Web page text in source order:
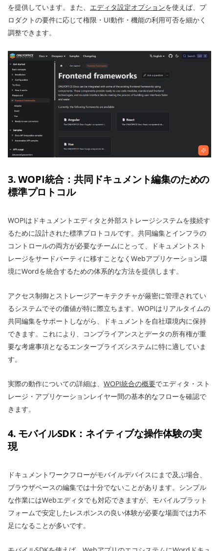
を提供しています。また、 エディタ設定オプションを使えば、プ
ロダクトの要件に応じて権限・UI動作・機能の利用可否を細かく
調整できます。
3. WOPI統合：共同ドキュメント編集のための
標準プロトコル
WOPIはドキュメントエディタと外部ストレージシステムを接続す
るために設計された標準プロトコルです。共同編集とインフラの
コントロールの両方が必要なチームにとって、ドキュメントスト
レージをサードパーティに移すことなくWebアプリケーション環
境にWordを統合するための体系的な方法を提供します。
アクセス制御とストレージアーキテクチャが厳密に管理されてい
るシステムでその価値が特に際立ちます。WOPIはリアルタイムの
共同編集をサポートしながら、ドキュメントを自社環境内に保持
できます。これにより、コンプライアンスとデータの所有権が重
要な考慮事項となるエンタープライズシステムに特に適していま
す。
実際の動作についての詳細は、 WOPI統合の概要でエディタ・スト
レージ・アプリケーションレイヤー間の基本的なフローを確認で
きます。
4. モバイルSDK：ネイティブな操作体験の実
現
ドキュメントワークフローがモバイルデバイスにまで及ぶ場合、
ブラウザベースの編集では十分でないことがあります。シンプル
な作業にはWebエディタでも対応できますが、モバイルプラット
フォームで安定したレスポンスの良い体験が必要な場面では力不
足になることが多いです。